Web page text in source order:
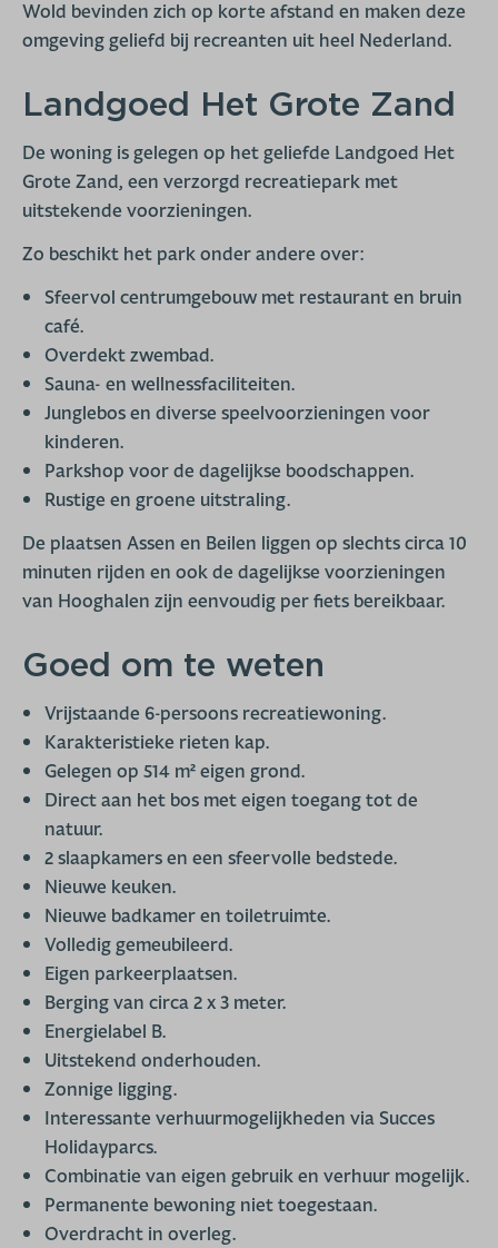
Wold bevinden zich op korte afstand en maken deze
omgeving geliefd bij recreanten uit heel Nederland.
Landgoed Het Grote Zand
De woning is gelegen op het geliefde Landgoed Het
Grote Zand, een verzorgd recreatiepark met
uitstekende voorzieningen.
Zo beschikt het park onder andere over:
Sfeervol centrumgebouw met restaurant en bruin
café.
Overdekt zwembad.
Sauna- en wellnessfaciliteiten.
Junglebos en diverse speelvoorzieningen voor
kinderen.
Parkshop voor de dagelijkse boodschappen.
Rustige en groene uitstraling.
De plaatsen Assen en Beilen liggen op slechts circa 10
minuten rijden en ook de dagelijkse voorzieningen
van Hooghalen zijn eenvoudig per fiets bereikbaar.
Goed om te weten
Vrijstaande 6-persoons recreatiewoning.
Karakteristieke rieten kap.
Gelegen op 514 m² eigen grond.
Direct aan het bos met eigen toegang tot de
natuur.
2 slaapkamers en een sfeervolle bedstede.
Nieuwe keuken.
Nieuwe badkamer en toiletruimte.
Volledig gemeubileerd.
Eigen parkeerplaatsen.
Berging van circa 2 x 3 meter.
Energielabel B.
Uitstekend onderhouden.
Zonnige ligging.
Interessante verhuurmogelijkheden via Succes
Holidayparcs.
Combinatie van eigen gebruik en verhuur mogelijk.
Permanente bewoning niet toegestaan.
Overdracht in overleg.